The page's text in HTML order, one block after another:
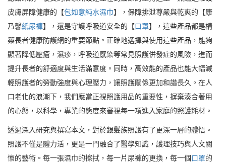
皮膚屏障健康的【包如意純水濕巾】，保障排泄尊嚴與乾爽的【康
乃馨紙尿褲】，還是守護呼吸道安全的【口罩】，這些產品都是構
築長者健康防護網的重要節點。正確地選擇與使用這些產品，能夠
顯著降低壓瘡，濕疹，呼吸道感染等常見照護併發症的風險，進而
提升長者的舒適度與生活滿意度。同時，高效能的產品也能大幅減
輕照護者的勞動強度與心理壓力，讓照護關係更加和諧長久。在人
口老化的浪潮下，我們應當正視照護用品的重要性，摒棄湊合著用
的心態，以科學，專業的態度來審視每一項進入家庭的照護耗材。
透過深入研究與撰寫本文，對於銀髮族照護有了更深一層的體悟。
照護不僅是體力活，更是一門融合了醫學知識，護理技巧與人文關
懷的藝術。每一張濕巾的擦拭，每一片尿褲的更換，每一個口罩的